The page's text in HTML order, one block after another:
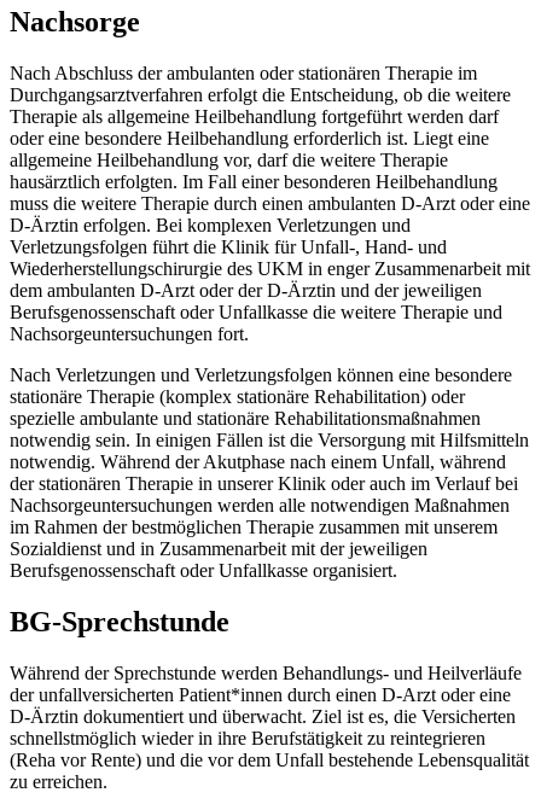
Nachsorge
Nach Abschluss der ambulanten oder stationären Therapie im
Durchgangsarztverfahren erfolgt die Entscheidung, ob die weitere
Therapie als allgemeine Heilbehandlung fortgeführt werden darf
oder eine besondere Heilbehandlung erforderlich ist. Liegt eine
allgemeine Heilbehandlung vor, darf die weitere Therapie
hausärztlich erfolgten. Im Fall einer besonderen Heilbehandlung
muss die weitere Therapie durch einen ambulanten D-Arzt oder eine
D-Ärztin erfolgen. Bei komplexen Verletzungen und
Verletzungsfolgen führt die Klinik für Unfall-, Hand- und
Wiederherstellungschirurgie des UKM in enger Zusammenarbeit mit
dem ambulanten D-Arzt oder der D-Ärztin und der jeweiligen
Berufsgenossenschaft oder Unfallkasse die weitere Therapie und
Nachsorgeuntersuchungen fort.
Nach Verletzungen und Verletzungsfolgen können eine besondere
stationäre Therapie (komplex stationäre Rehabilitation) oder
spezielle ambulante und stationäre Rehabilitationsmaßnahmen
notwendig sein. In einigen Fällen ist die Versorgung mit Hilfsmitteln
notwendig. Während der Akutphase nach einem Unfall, während
der stationären Therapie in unserer Klinik oder auch im Verlauf bei
Nachsorgeuntersuchungen werden alle notwendigen Maßnahmen
im Rahmen der bestmöglichen Therapie zusammen mit unserem
Sozialdienst und in Zusammenarbeit mit der jeweiligen
Berufsgenossenschaft oder Unfallkasse organisiert.
BG-Sprechstunde
Während der Sprechstunde werden Behandlungs- und Heilverläufe
der unfallversicherten Patient*innen durch einen D-Arzt oder eine
D-Ärztin dokumentiert und überwacht. Ziel ist es, die Versicherten
schnellstmöglich wieder in ihre Berufstätigkeit zu reintegrieren
(Reha vor Rente) und die vor dem Unfall bestehende Lebensqualität
zu erreichen.